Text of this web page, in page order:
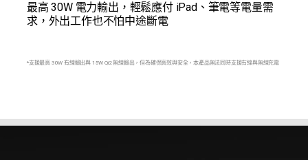
最高 30W 電力輸出，輕鬆應付 iPad、筆電等電量需
求，外出工作也不怕中途斷電
*支援最高 30W 有線輸出與 15W Qi2 無線輸出，但為確保高效與安全，本產品無法同時支援有線與無線充電